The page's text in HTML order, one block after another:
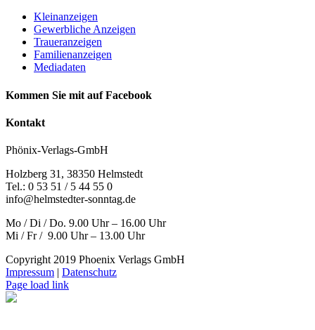
Kleinanzeigen
Gewerbliche Anzeigen
Traueranzeigen
Familienanzeigen
Mediadaten
Kommen Sie mit auf Facebook
Kontakt
Phönix-Verlags-GmbH
Holzberg 31, 38350 Helmstedt
Tel.: 0 53 51 / 5 44 55 0
info@helmstedter-sonntag.de
Mo / Di / Do. 9.00 Uhr – 16.00 Uhr
Mi / Fr / 9.00 Uhr – 13.00 Uhr
Copyright 2019 Phoenix Verlags GmbH
Impressum | Datenschutz
Page load link